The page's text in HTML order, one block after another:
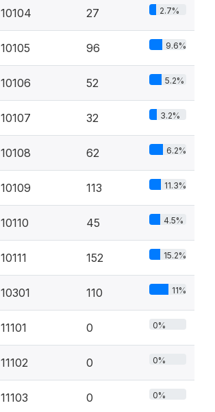
10104 27 2.7%
10105 96 9.6%
10106 52 5.2%
10107 32 3.2%
10108 62 6.2%
10109 113 11.3%
10110 45 4.5%
10111 152 15.2%
10301 110 11%
11101 0 0%
11102 0 0%
11103 0 0%